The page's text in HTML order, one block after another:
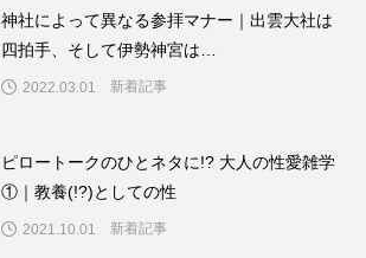
神社によって異なる参拝マナー｜出雲大社は
四拍手、そして伊勢神宮は…
2022.03.01 新着記事
ピロートークのひとネタに!? 大人の性愛雑学
①｜教養(!?)としての性
2021.10.01 新着記事